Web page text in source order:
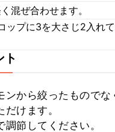
混ぜ合わせます。
ップに3を大さじ2入れ
ト
ンから絞ったものでな
けます。
節してください。